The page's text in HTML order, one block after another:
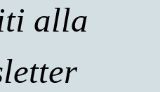
alla